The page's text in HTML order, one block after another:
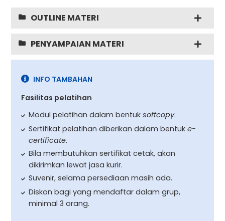
OUTLINE MATERI
PENYAMPAIAN MATERI
INFO TAMBAHAN
Fasilitas pelatihan
Modul pelatihan dalam bentuksoftcopy.
Sertifikat pelatihan diberikan dalam bentuke-
certificate.
Bila membutuhkan sertifikat cetak, akan
dikirimkan lewat jasa kurir.
Suvenir, selama persediaan masih ada.
Diskon bagi yang mendaftar dalam grup,
minimal 3 orang.